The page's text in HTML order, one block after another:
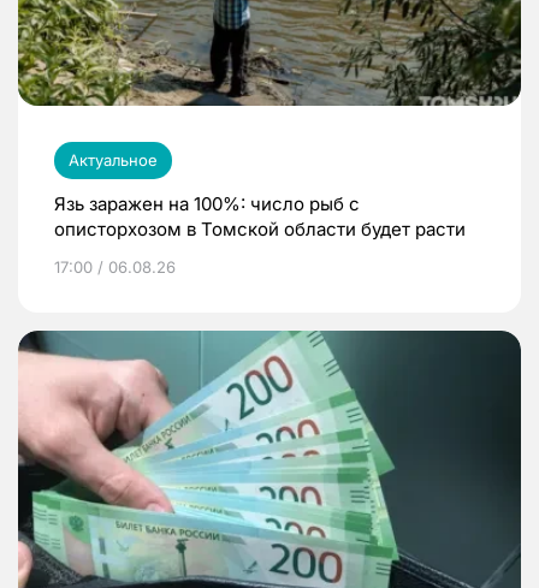
Актуальное
Язь заражен на 100%: число рыб с
описторхозом в Томской области будет расти
17:00 / 06.08.26